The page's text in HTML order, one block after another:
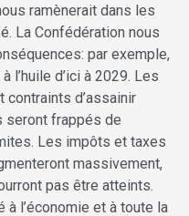
ramènerait dans les
La Confédération nous
par exemple,
l’huile d’ici à 2029. Les
d’assainir
seront frappés de
Les impôts et taxes
massivement,
pas être atteints.
l’économie et à toute la